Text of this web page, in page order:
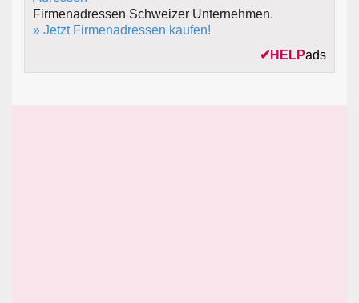
Firmenadressen Schweizer Unternehmen.
» Jetzt Firmenadressen kaufen!
✔ HELPads